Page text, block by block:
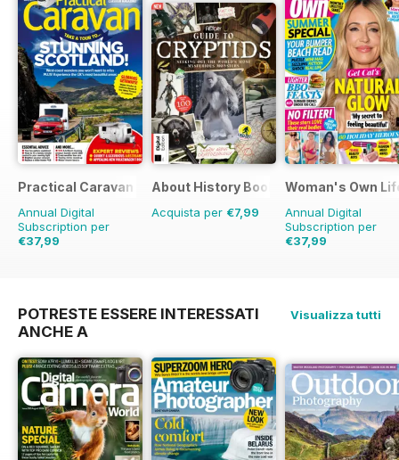
Practical Caravan
Annual Digital
Subscription per
€37,99
About History Bookazine
Acquista per €7,99
Woman's Own
Annual Digital
Subscription per
€37,99
POTRESTE ESSERE INTERESSATI
ANCHE A
Visualizza tutti